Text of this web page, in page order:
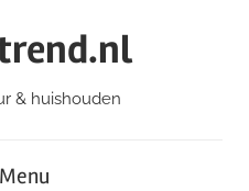
& huishouden
Menu